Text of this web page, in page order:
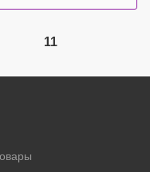
11